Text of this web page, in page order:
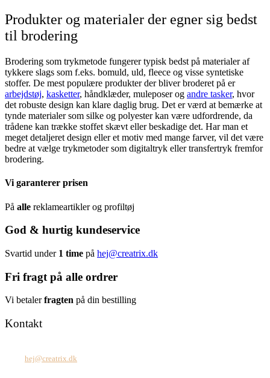
Produkter og materialer der egner sig bedst
til brodering
Brodering som trykmetode fungerer typisk bedst på materialer af
tykkere slags som f.eks. bomuld, uld, fleece og visse syntetiske
stoffer. De mest populære produkter der bliver broderet på er
arbejdstøj, kasketter, håndklæder, muleposer og andre tasker, hvor
det robuste design kan klare daglig brug. Det er værd at bemærke at
tynde materialer som silke og polyester kan være udfordrende, da
trådene kan trække stoffet skævt eller beskadige det. Har man et
meget detaljeret design eller et motiv med mange farver, vil det være
bedre at vælge trykmetoder som digitaltryk eller transfertryk fremfor
brodering.
Vi garanterer prisen
På alle reklameartikler og profiltøj
God & hurtig kundeservice
Svartid under 1 time på hej@creatrix.dk
Fri fragt på alle ordrer
Vi betalerfragten på din bestilling
Kontakt
hej@creatrix.dk